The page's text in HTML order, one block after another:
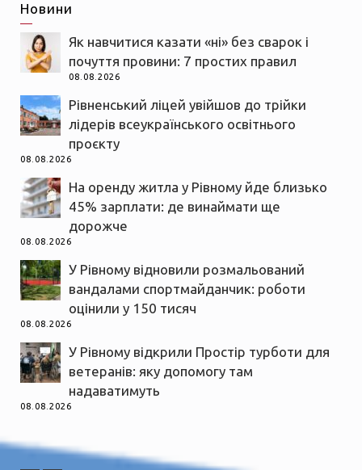
Новини
Як навчитися казати «ні» без сварок і
почуття провини: 7 простих правил
08.08.2026
Рівненський ліцей увійшов до трійки
лідерів всеукраїнського освітнього
проєкту
08.08.2026
На оренду житла у Рівному йде близько
45% зарплати: де винаймати ще
дорожче
08.08.2026
У Рівному відновили розмальований
вандалами спортмайданчик: роботи
оцінили у 150 тисяч
08.08.2026
У Рівному відкрили Простір турботи для
ветеранів: яку допомогу там
надаватимуть
08.08.2026